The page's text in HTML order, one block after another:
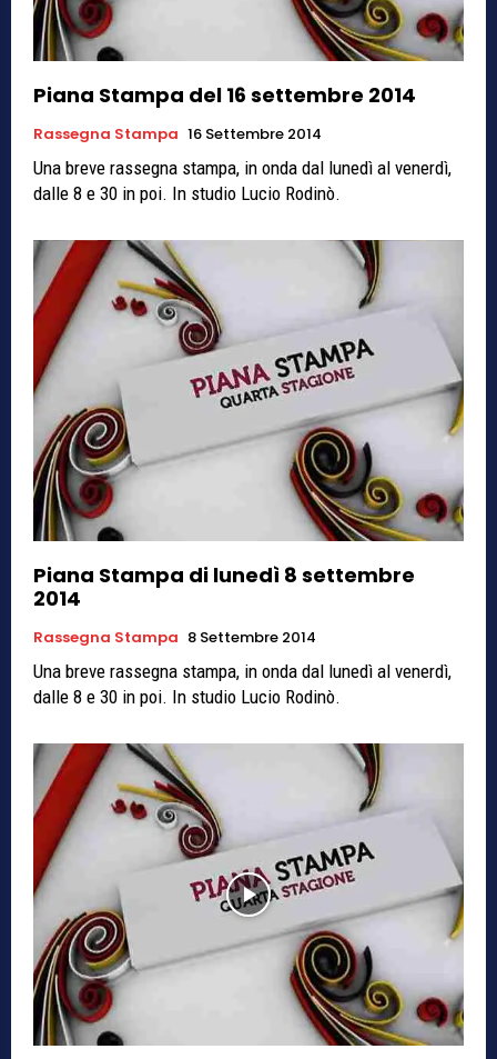
Piana Stampa del 16 settembre 2014
Rassegna Stampa 16 Settembre 2014
Una breve rassegna stampa, in onda dal lunedì al venerdì,
dalle 8 e 30 in poi. In studio Lucio Rodinò.
Piana Stampa di lunedì 8 settembre
2014
Rassegna Stampa 8 Settembre 2014
Una breve rassegna stampa, in onda dal lunedì al venerdì,
dalle 8 e 30 in poi. In studio Lucio Rodinò.